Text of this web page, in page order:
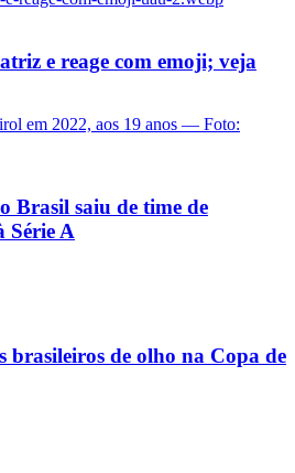
e reage com emoji; veja
Brasil saiu de time de
Série A
brasileiros de olho na Copa de